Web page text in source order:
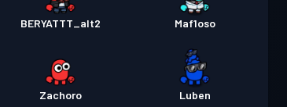
BERYATTT_alt2 Maf1oso
Zachoro Luben